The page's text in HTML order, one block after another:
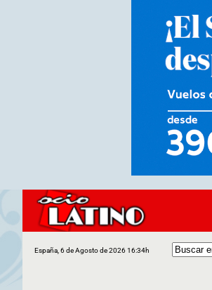
España, 6 de Agosto de 2026 16:34h